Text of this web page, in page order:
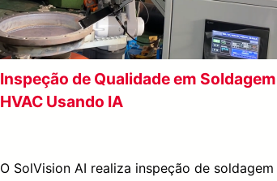
Inspeção de Qualidade em Soldagem
HVAC Usando IA
O SolVision AI realiza inspeção de soldagem